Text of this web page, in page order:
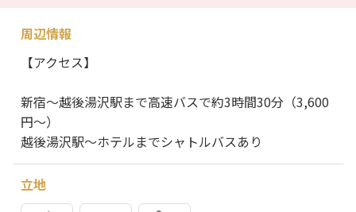
周辺情報
【アクセス】
新宿～越後湯沢駅まで高速バスで約3時間30分（3,600
円～）
越後湯沢駅～ホテルまでシャトルバスあり
立地